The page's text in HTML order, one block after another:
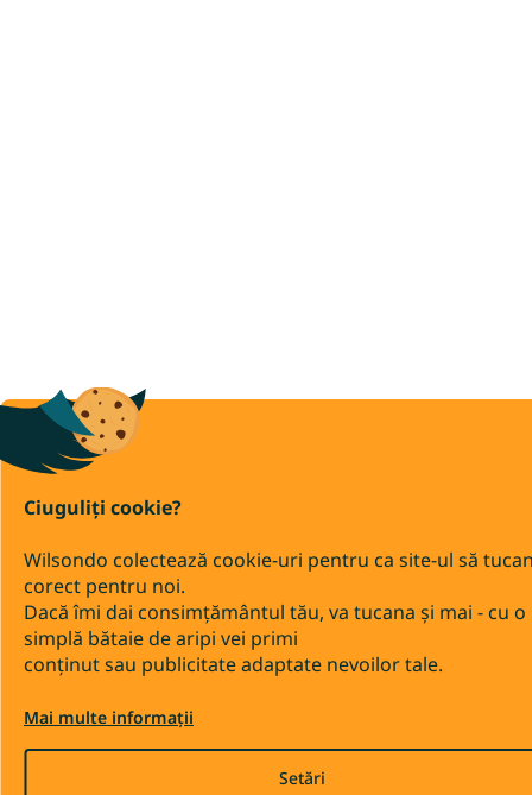
Ciuguliți cookie?
Wilsondo colectează cookie-uri pentru ca site-ul să
corect pentru noi.
Dacă îmi dai consimțământul tău, va tucana și mai - cu o
simplă bătaie de aripi vei primi
conținut sau publicitate adaptate nevoilor tale.
Mai multe informații
Setări